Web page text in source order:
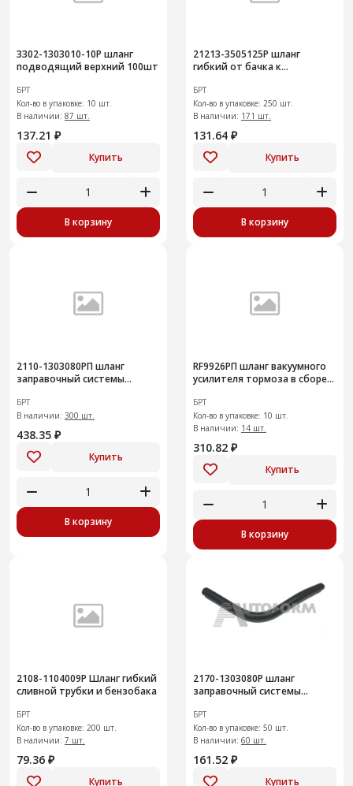
3302-1303010-10Р шланг
подводящий верхний 100шт
БРТ
Кол-во в упаковке: 10 шт.
В наличии: 87 шт.
137.21 ₽
Купить
В корзину
21213-3505125Р шланг
гибкий от бачка к
БРТ
Кол-во в упаковке: 250 шт.
В наличии: 171 шт.
131.64 ₽
Купить
В корзину
2110-1303080РП шланг
заправочный системы
БРТ
В наличии: 300 шт.
438.35 ₽
Купить
В корзину
RF9926РП шланг вакуумного
усилителя тормоза в сборе
БРТ
Кол-во в упаковке: 10 шт.
В наличии: 14 шт.
310.82 ₽
Купить
В корзину
2108-1104009Р Шланг гибкий
сливной трубки и бензобака
БРТ
Кол-во в упаковке: 200 шт.
В наличии: 7 шт.
79.36 ₽
Купить
2170-1303080Р шланг
заправочный системы
БРТ
Кол-во в упаковке: 50 шт.
В наличии: 60 шт.
161.52 ₽
Купить